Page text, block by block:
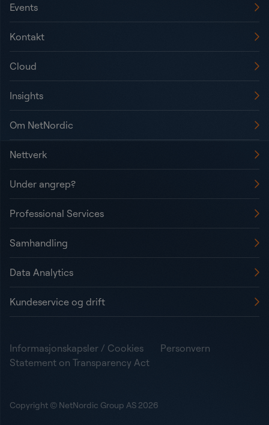
Events
Kontakt
Cloud
Insights
Om NetNordic
Nettverk
Under angrep?
Professional Services
Samhandling
Data Analytics
Kundeservice og drift
Informasjonskapsler / Cookies
Personvern
Statement on Transparency Act
Copyright © NetNordic Group AS 2026